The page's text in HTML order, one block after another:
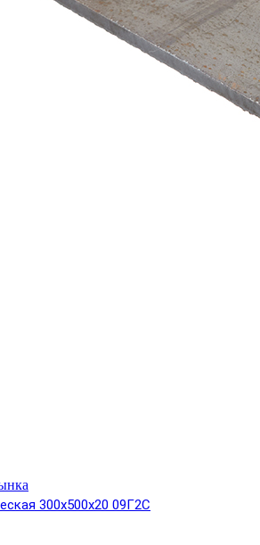
300х500х20 09Г2С